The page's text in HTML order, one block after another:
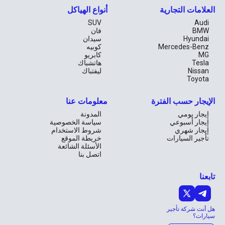
العلامات التجارية
Audi
BMW
Hyundai
Mercedes-Benz
MG
Tesla
Nissan
Toyota
أنواع الهياكل
SUV
فان
سيدان
كوبيه
كابريو
هاتشباك
ليفتباك
الإيجار حسب الفترة
إيجار يومي
إيجار أسبوعي
إيجار شهري
تأجير السيارات
معلومات عنا
المدونة
سياسة الخصوصية
شروط الاستخدام
خريطة الموقع
الأسئلة الشائعة
اتصل بنا
تابعنا
هل أنت شركة تأجير
سيارات؟